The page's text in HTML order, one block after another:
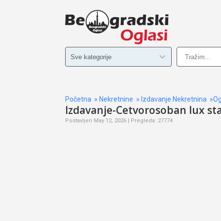
Početna » Nekretnine » Izdavanje Nekretnina
Izdavanje-Cetvorosoban lux
Postavljen May 12, 2026 | Pregleda: 27774